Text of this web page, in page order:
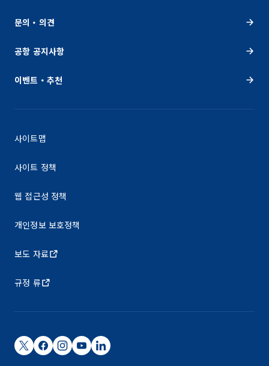
문의・의견
공항 공지사항
이벤트・추천
사이트맵
사이트 정책
웹 접근성 정책
개인정보 보호정책
보도 자료
규정 류